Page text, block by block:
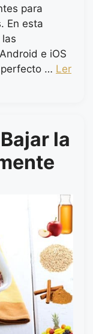
para
En esta
e iOS
… Ler
la